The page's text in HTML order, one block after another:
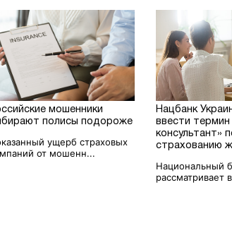
мошенники
полисы подороже
ущерб страховых
от мошенн...
Нацбанк
ввести
консультант»
страхованию
Национальный
рассматривает